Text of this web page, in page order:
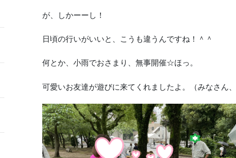
が、しかーーし！
日頃の行いがいいと、こうも違うんですね！＾＾
何とか、小雨でおさまり、無事開催☆ほっ。
可愛いお友達が遊びに来てくれましたよ。（みなさん